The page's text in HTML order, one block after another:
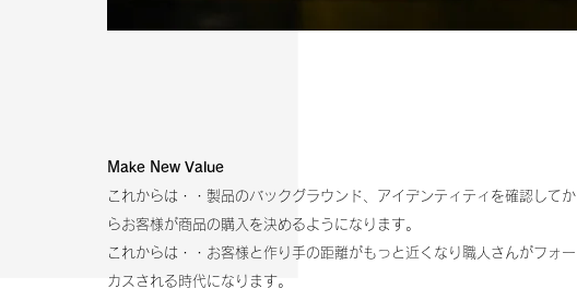
Make New Value
これからは・・製品のバックグラウンド、アイデンティティを確認してか
らお客様が商品の購入を決めるようになります。
これからは・・お客様と作り手の距離がもっと近くなり職人さんがフォー
カスされる時代になります。